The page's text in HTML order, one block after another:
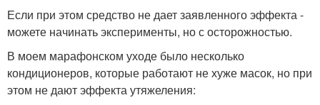
Если при этом средство не дает заявленного эффекта -
можете начинать эксперименты, но с осторожностью.
В моем марафонском уходе было несколько
кондиционеров, которые работают не хуже масок, но при
этом не дают эффекта утяжеления: